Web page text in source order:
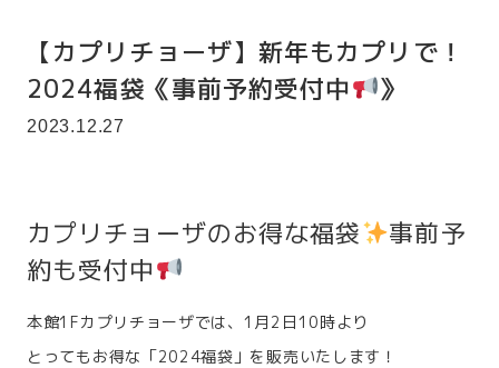
【カプリチョーザ】新年もカプリで！
2024福袋《事前予約受付中
》
2023.12.27
カプリチョーザのお得な福袋
事前予
約も受付中
本館1Fカプリチョーザでは、1月2日10時より
とってもお得な「2024福袋」を販売いたします！